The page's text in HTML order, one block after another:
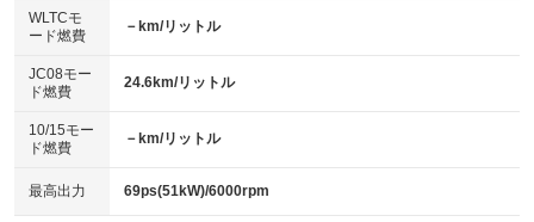
センターデフロック
：装備なし
電動格納ミラー
：装備あり
エアロ
：装備なし
：装備なし
パワーシート
ベンチシート
：装備なし
チップアップシート
：装備なし
WLTCモ
ード燃費
－km/リットル
JC08モー
ド燃費
24.6km/リットル
10/15モー
ド燃費
－km/リットル
最高出力 69ps(51kW)/6000rpm